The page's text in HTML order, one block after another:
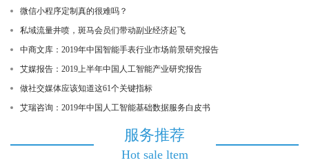
微信小程序定制真的很难吗？
私域流量井喷，斑马会员们带动副业经济起飞
中商文库：2019年中国智能手表行业市场前景研究报告
艾媒报告：2019上半年中国人工智能产业研究报告
做社交媒体应该知道这61个关键指标
艾瑞咨询：2019年中国人工智能基础数据服务白皮书
服务推荐
Hot sale ltem